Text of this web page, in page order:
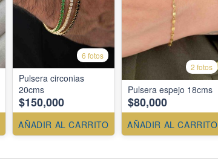
6 fotos
Pulsera circonias
20cms
$150,000
AÑADIR AL CARRITO
2 fotos
Pulsera espejo 18cms
$80,000
AÑADIR AL CARRITO